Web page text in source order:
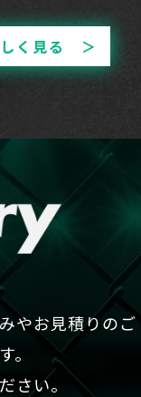
く見る ＞
やお見積りのご
。
さい。